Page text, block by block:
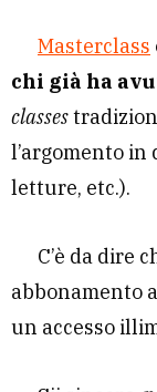
Masterclass
chi già ha
classes
l’argomento in
letture, etc.).
C’è da dire
abbonamento
un accesso